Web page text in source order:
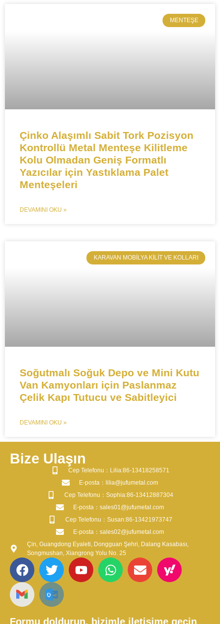
MENTEŞE​
​​​​​Çinko Alaşımlı Sabit Tork Pozisyon
Kontrollü Metal Menteşe Kilitleme
Kolu Olmadan Geniş Formatlı
Yazıcılar için Yastıklama Palet
Menteşeleri
DEVAMINI OKU »
​KARAVAN MOBILYA KILIT VE KOLLARI
Soğutmalı Soğuk Depo ve Mini Kutu
Van Kamyonları için Paslanmaz
Çelik Kapı Tutucu ve Sabitleyici
DEVAMINI OKU »
Bize Ulaşın
​Cep Telefonu：Lilia:86-13418258571
​E-posta​：lilia@jufumetal.com
​Cep Telefonu：Sophia:86-13412887304
​E-posta​：sales01@jufumetal.com
​Cep Telefonu：Susan:86-13421973747
​E-posta​：sales02@jufumetal.com
Çin, Guangdong Eyaleti, Dongguan Şehri, Dalang Kasabası,
Songmushan, Xiangrong Yolu No. 25
Formu doldurun, bizimle iletişime geçin